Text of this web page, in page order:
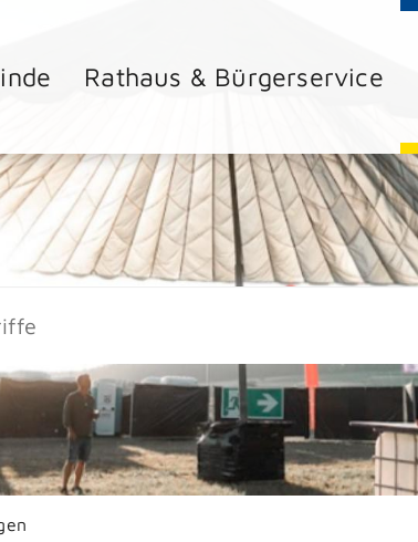
Rathaus & Bürgerservice